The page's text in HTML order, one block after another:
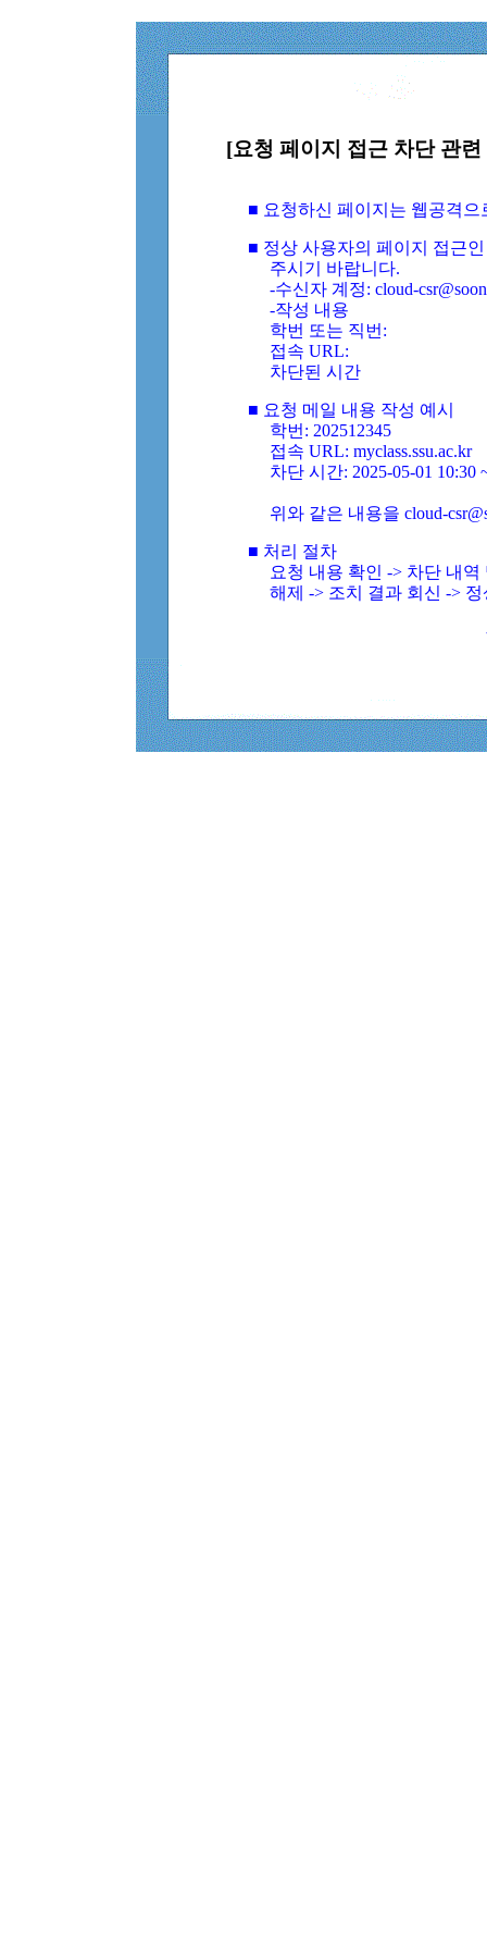
[요청 페이지 접근 차단 관
■ 요청하신 페이지는 웹공격
■ 정상 사용자의 페이지 접근
주시기 바랍니다.
-수신자 계정: cloud-
-작성 내용
학번 또는 직번:
접속 URL:
차단된 시간
■ 요청 메일 내용 작성 예시
학번: 202512345
접속 URL: myclass.ssu.ac.kr
차단 시간: 2025-05-01 10:30
위와 같은 내용을 cloud-
■ 처리 절차
요청 내용 확인 -> 차단 내
해제 -> 조치 결과 회신 ->